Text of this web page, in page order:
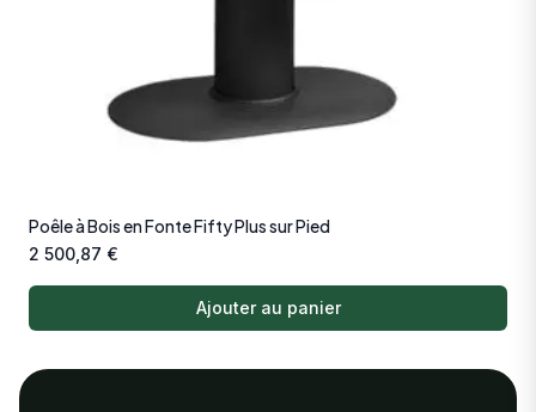
Poêle à Bois en Fonte Fifty Plus sur Pied
2 500,87 €
Ajouter au panier
Footer